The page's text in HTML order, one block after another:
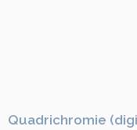
Quadrichromie